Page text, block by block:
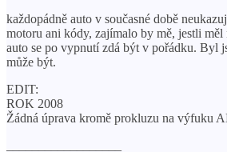
každopádně auto v současné době
motoru ani kódy, zajímalo by mě, jestli měl
auto se po vypnutí zdá být v pořádku. Byl
může být.
EDIT:
ROK 2008
Žádná úprava kromě prokluzu na výfuku